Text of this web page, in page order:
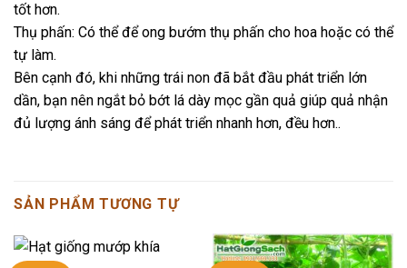
tốt hơn.
Thụ phấn: Có thể để ong bướm thụ phấn cho hoa hoặc có thể
tự làm.
Bên cạnh đó, khi những trái non đã bắt đầu phát triển lớn
dần, bạn nên ngắt bỏ bớt lá dày mọc gần quả giúp quả nhận
đủ lượng ánh sáng để phát triển nhanh hơn, đều hơn..
SẢN PHẨM TƯƠNG TỰ